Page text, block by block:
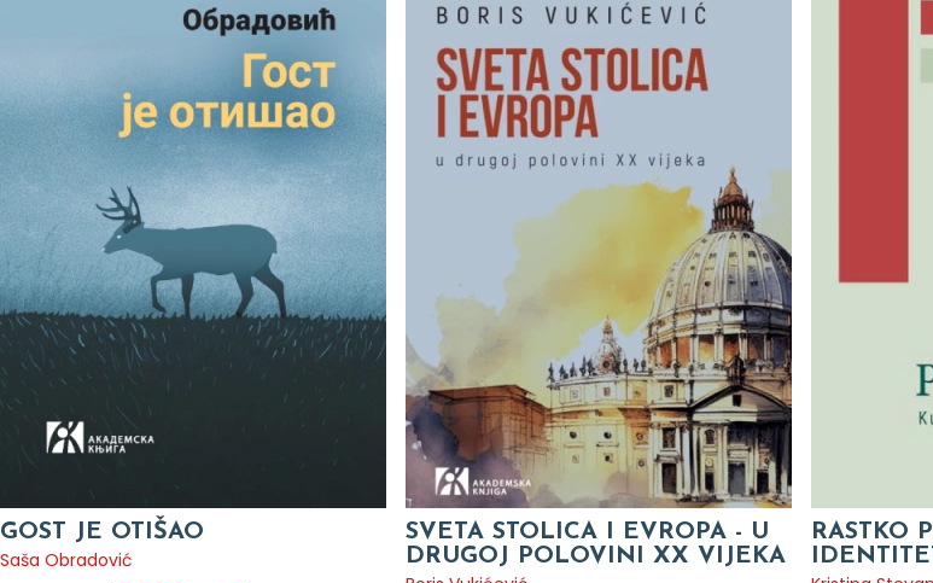
GOST JE OTIŠAO
Saša Obradović
SVETA STOLICA I EVROPA - U
DRUGOJ POLOVINI XX VIJEKA
RASTKO